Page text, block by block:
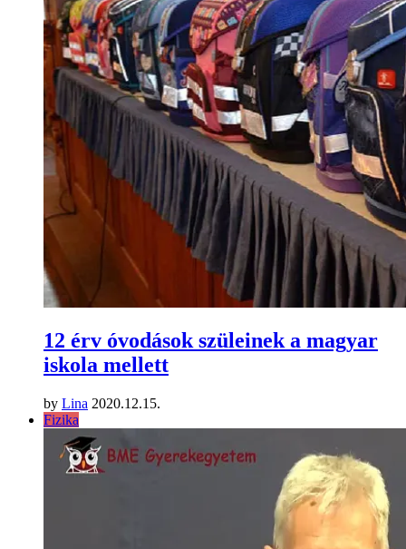
12 érv óvodások szüleinek a magyar
iskola mellett
by Lina 2020.12.15.
Fizika